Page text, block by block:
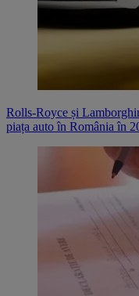
Rolls-Royce și
piața auto în România în